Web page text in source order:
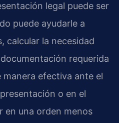
legal puede ser
puede ayudarle a
calcular la necesidad
requerida
efectiva ante el
o en el
en una orden menos